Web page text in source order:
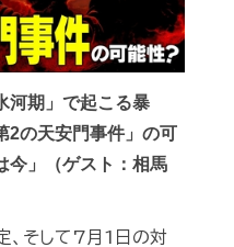
河期」で起こる暴
2の天安門事件」の可
今」（ゲスト：相馬
、そして7月1日の対